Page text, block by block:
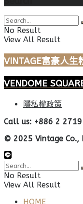
No Result
View All Result
VINTAGE富豪人生
VENDOME
隱私權政策
Call us: +886 2
© 2025 Vintage Co.,
No Result
View All Result
HOME